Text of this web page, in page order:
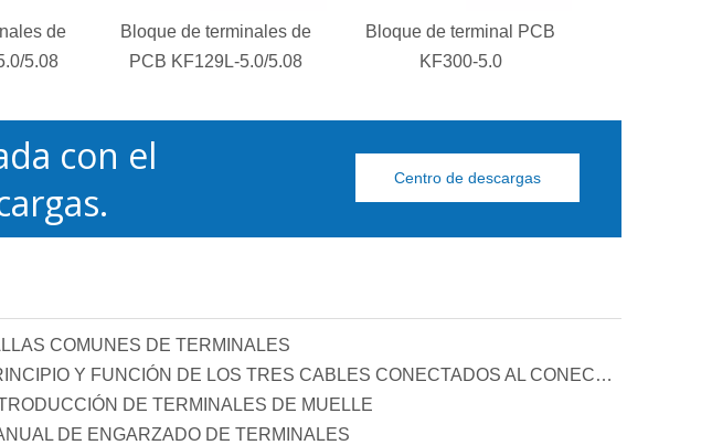
de
5.08
Bloque de terminales de
PCB KF129L-5.0/5.08
Bloque de terminal PCB
KF300-5.0
con el
Centro de descargas
COMUNES DE TERMINALES
PRINCIPIO Y FUNCIÓN DE LOS TRES CABLES CONECTADOS AL CONECTOR DE COMPENSACIÓN DE POTENCIA REACTIVA
DE TERMINALES DE MUELLE
DE ENGARZADO DE TERMINALES